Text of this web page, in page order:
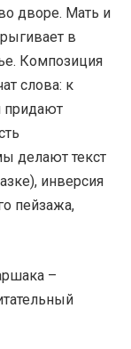
дворе. Мать и
в
Композиция
слова: к
придают
делают текст
инверсия
пейзажа,
–